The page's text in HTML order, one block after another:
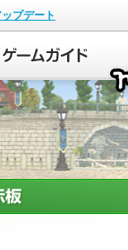
プデート